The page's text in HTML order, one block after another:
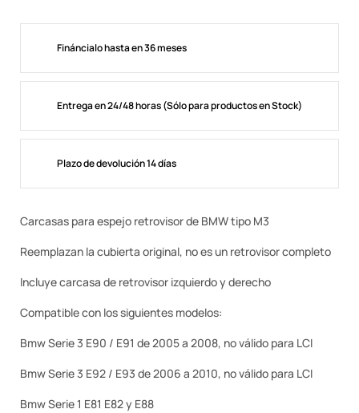
Fináncialo hasta en 36 meses
Entrega en 24/48 horas (Sólo para productos en Stock)
Plazo de devolución 14 días
Carcasas para espejo retrovisor de BMW tipo M3
Reemplazan la cubierta original, no es un retrovisor completo
Incluye carcasa de retrovisor izquierdo y derecho
Compatible con los siguientes modelos:
Bmw Serie 3 E90 / E91 de 2005 a 2008, no válido para LCI
Bmw Serie 3 E92 / E93 de 2006 a 2010, no válido para LCI
Bmw Serie 1 E81 E82 y E88